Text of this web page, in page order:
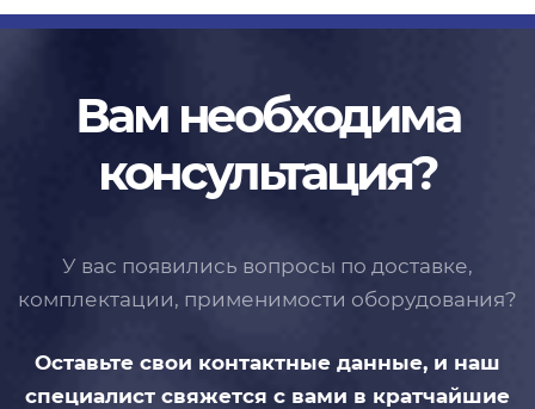
Вам необходима
консультация?
У вас появились вопросы по доставке,
комплектации, применимости оборудования?
Оставьте свои контактные данные, и наш
специалист свяжется с вами в кратчайшие